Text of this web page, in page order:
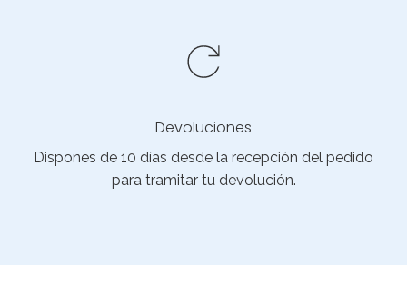
Devoluciones
Dispones de 10 días desde la recepción del pedido
para tramitar tu devolución.